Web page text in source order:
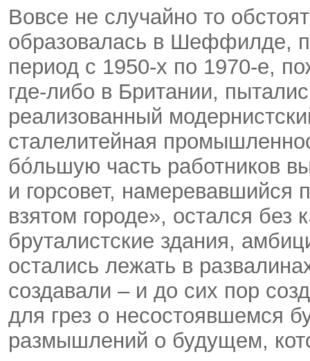
Вовсе не случайно то
образовалась в Шеффилде,
период с 1950-х по 1970-е,
где-либо в Британии,
реализованный
сталелитейная
бóльшую часть работников
и горсовет, намеревавшийся
взятом городе», остался без
бруталистские здания,
остались лежать в
создавали – и до сих пор
для грез о несостоявшемся
размышлений о будущем,